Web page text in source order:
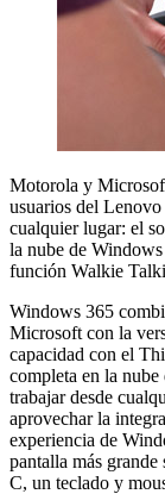
Motorola y
usuarios del
cualquier lugar: el
la nube de
función Walkie
Windows 365
Microsoft con la
capacidad con el
completa en la
trabajar desde
aprovechar la
experiencia de
pantalla más
C, un teclado y